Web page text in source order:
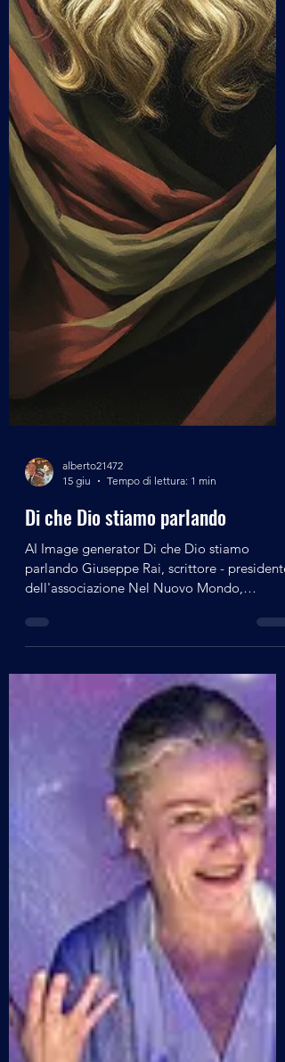
alberto21472
15 giu
Tempo di lettura: 1 min
Di che Dio stiamo parlando
AI Image generator Di che Dio stiamo
dell'associazione Nel Nuovo Mondo,
incontra il pubblico allo Spazio Limonaia di
Piacenza - 22 maggio 2026 Quando
religione, filosofia e scienza, a distanza di tre
secoli, si incontrano e ci rivelano che forse il
dio che abbiamo conosciuto fino ad oggi
non è quello che credevamo; un incontro per
porci delle domande che ci aiutano a trovare
le nostre personali risposte sul divino.